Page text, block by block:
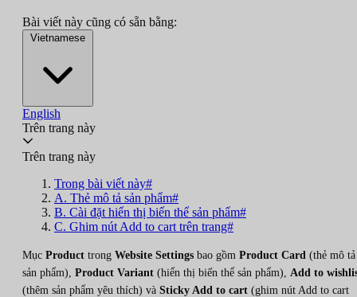
Bài viết này cũng có sẵn bằng:
Vietnamese
English
Trên trang này
Trên trang này
Trong bài viết này#
A. Thẻ mô tả sản phẩm#
B. Cài đặt hiển thị biến thể sản phẩm#
C. Ghim nút Add to cart trên trang#
Mục Product trong Website Settings bao gồm Product Card (thẻ mô tả
sản phẩm), Product Variant (hiển thị biến thể sản phẩm), Add to
(thêm sản phẩm yêu thích) và Sticky Add to cart (ghim nút Add to cart